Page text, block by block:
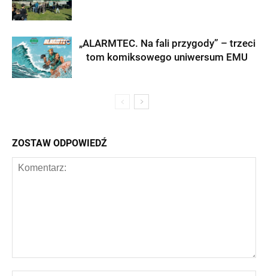
„ALARMTEC. Na fali przygody” – trzeci
tom komiksowego uniwersum EMU
ZOSTAW ODPOWIEDŹ